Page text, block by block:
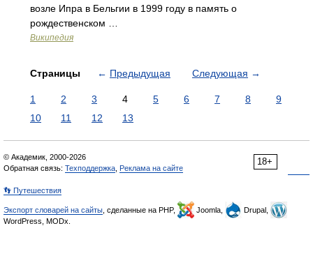
возле Ипра в Бельгии в 1999 году в память о
рождественском …
Википедия
Страницы ← Предыдущая Следующая →
1 2 3 4 5 6 7 8
9
10
11 12 13
18+
© Академик, 2000-2026
Обратная связь: Техподдержка Реклама на сайте
👣 Путешествия
Экспорт словарей на сайты , сделанные на PHP, Joomla,
Drupal,
WordPress, MODx.